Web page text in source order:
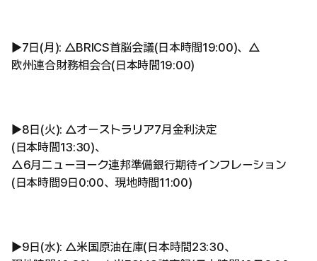
▶︎7日(月): △BRICS首脳会議(日本時間19:00)、△
欧州連合財務相会合(日本時間19:00)
▶︎8日(火): △オーストラリア7月金利決定
(日本時間13:30)、
△6月ニューヨーク連邦準備銀行期待インフレーション
(日本時間9日0:00、現地時間11:00)
▶︎9日(水): △米国原油在庫(日本時間23:30、